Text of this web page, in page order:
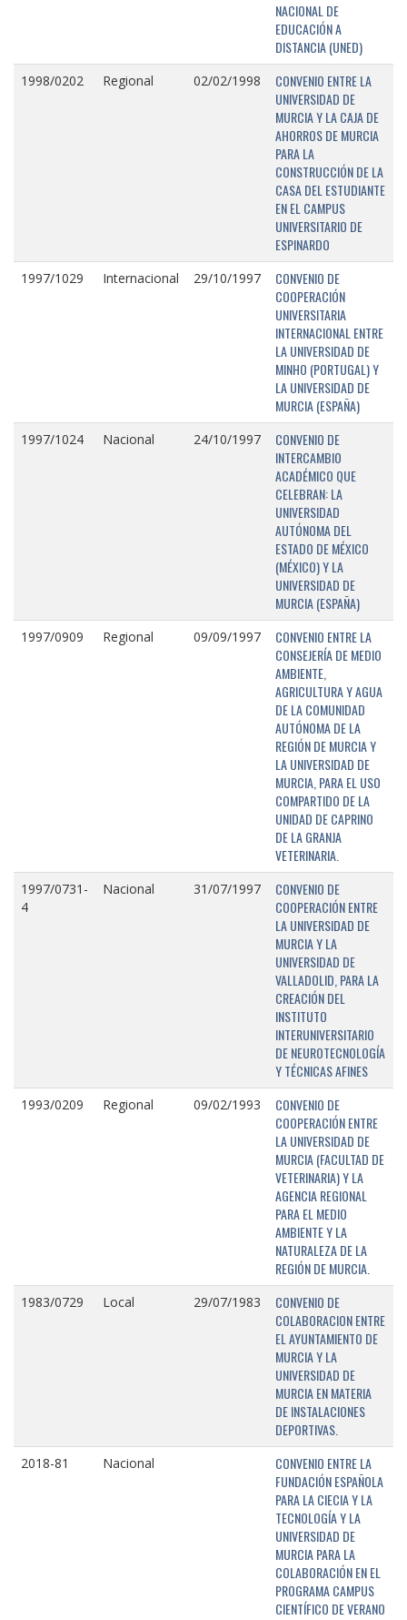
NACIONAL DE
EDUCACIÓN A
DISTANCIA (UNED)
1998/0202 Regional 02/02/1998
CONVENIO ENTRE LA
UNIVERSIDAD DE
MURCIA Y LA CAJA DE
AHORROS DE MURCIA
PARA LA
CONSTRUCCIÓN DE LA
CASA DEL ESTUDIANTE
EN EL CAMPUS
UNIVERSITARIO DE
ESPINARDO
1997/1029 Internacional 29/10/1997
CONVENIO DE
COOPERACIÓN
UNIVERSITARIA
INTERNACIONAL ENTRE
LA UNIVERSIDAD DE
MINHO (PORTUGAL) Y
LA UNIVERSIDAD DE
MURCIA (ESPAÑA)
1997/1024 Nacional 24/10/1997
CONVENIO DE
INTERCAMBIO
ACADÉMICO QUE
CELEBRAN: LA
UNIVERSIDAD
AUTÓNOMA DEL
ESTADO DE MÉXICO
(MÉXICO) Y LA
UNIVERSIDAD DE
MURCIA (ESPAÑA)
1997/0909 Regional 09/09/1997
CONVENIO ENTRE LA
CONSEJERÍA DE MEDIO
AMBIENTE,
AGRICULTURA Y AGUA
DE LA COMUNIDAD
AUTÓNOMA DE LA
REGIÓN DE MURCIA Y
LA UNIVERSIDAD DE
MURCIA, PARA EL USO
COMPARTIDO DE LA
UNIDAD DE CAPRINO
DE LA GRANJA
VETERINARIA.
1997/0731-
4
Nacional 31/07/1997
CONVENIO DE
COOPERACIÓN ENTRE
LA UNIVERSIDAD DE
MURCIA Y LA
UNIVERSIDAD DE
VALLADOLID, PARA LA
CREACIÓN DEL
INSTITUTO
INTERUNIVERSITARIO
DE NEUROTECNOLOGÍA
Y TÉCNICAS AFINES
1993/0209 Regional 09/02/1993
CONVENIO DE
COOPERACIÓN ENTRE
LA UNIVERSIDAD DE
MURCIA (FACULTAD DE
VETERINARIA) Y LA
AGENCIA REGIONAL
PARA EL MEDIO
AMBIENTE Y LA
NATURALEZA DE LA
REGIÓN DE MURCIA.
1983/0729 Local 29/07/1983
CONVENIO DE
COLABORACION ENTRE
EL AYUNTAMIENTO DE
MURCIA Y LA
UNIVERSIDAD DE
MURCIA EN MATERIA
DE INSTALACIONES
DEPORTIVAS.
2018-81 Nacional
CONVENIO ENTRE LA
FUNDACIÓN ESPAÑOLA
PARA LA CIECIA Y LA
TECNOLOGÍA Y LA
UNIVERSIDAD DE
MURCIA PARA LA
COLABORACIÓN EN EL
PROGRAMA CAMPUS
CIENTÍFICO DE VERANO